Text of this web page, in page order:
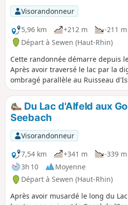
Visorandonneur
5,96 km
+212 m -211 m
Départ à Sewen (Haut-Rhin)
Cette randonnée démarre depuis
Après avoir traversé le lac par la
ombragé parallèle au Ruisseau
latitude d'Issenbach on se dirige
un beau point de vue sur les
environnants. Le retour se fait en
auberge de Baerenbach, puis sur
la route forestière qui mène au Lac
Du Lac d'Alfeld aux
Seebach
Visorandonneur
7,54 km
+341 m
-339 m
3h 10
Moyenne
Départ à Sewen (Haut-Rhin)
Après avoir musardé le long du